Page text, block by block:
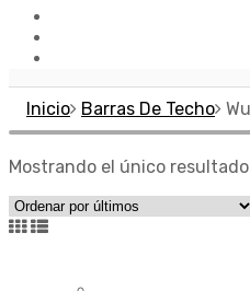
Inicio Barras De Techo
Mostrando el único resultado